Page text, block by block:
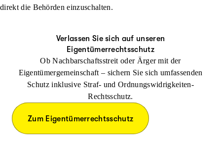
direkt die Behörden einzuschalten.
Verlassen Sie sich auf unseren
Eigentümerrechtsschutz
Ob Nachbarschaftsstreit oder Ärger mit der
Eigentümergemeinschaft – sichern Sie sich umfassenden
Schutz inklusive Straf- und Ordnungswidrigkeiten-
Rechtsschutz.
Zum Eigentümerrechtsschutz